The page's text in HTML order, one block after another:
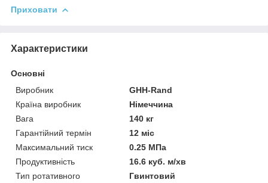
Приховати
Характеристики
Основні
Виробник
GHH-Rand
Країна виробник
Німеччина
Вага
140 кг
Гарантійний термін
12 міс
Максимальний тиск
0.25 МПа
Продуктивність
16.6 куб. м/хв
Тип ротативного
Гвинтовий